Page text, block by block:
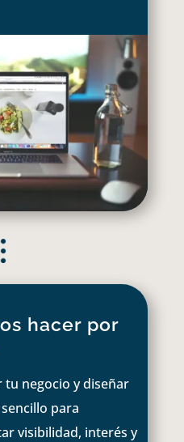
hacer por
negocio y diseñar
para
visibilidad, interés y